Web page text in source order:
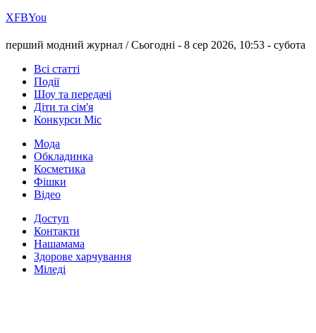
ХFBYou
перший модний журнал /Сьогодні - 8 сер 2026, 10:53 - субота
Всі статті
Події
Шоу та передачі
Діти та сім'я
Конкурси Міс
Мода
Обкладинка
Косметика
Фішки
Відео
Доступ
Контакти
Нашамама
Здорове харчування
Міледі